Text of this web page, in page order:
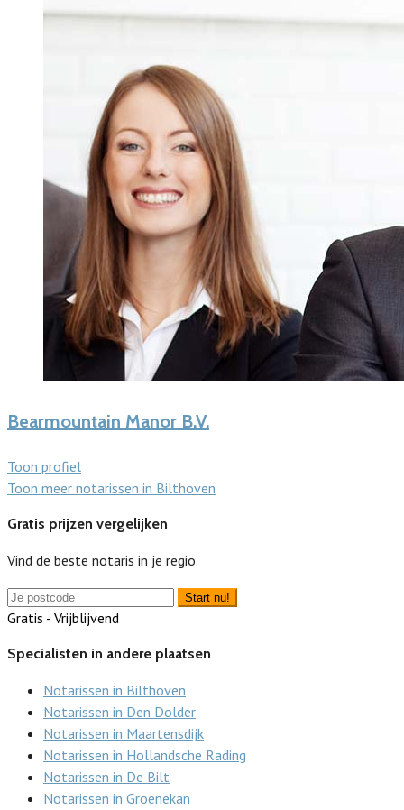
Bearmountain Manor B.V.
Toon profiel
Toon meer notarissen in Bilthoven
Gratis prijzen vergelijken
Vind de beste notaris in je regio.
Start nu!
Gratis - Vrijblijvend
Specialisten in andere plaatsen
Notarissen in Bilthoven
Notarissen in Den Dolder
Notarissen in Maartensdijk
Notarissen in Hollandsche Rading
Notarissen in De Bilt
Notarissen in Groenekan